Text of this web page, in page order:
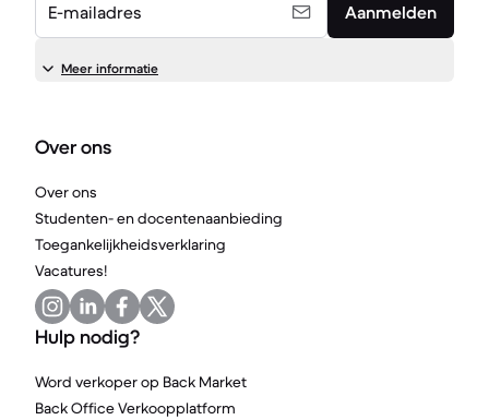
E-mailadres Aanmelden
Meer informatie
Over ons
Over ons
Studenten- en docentenaanbieding
Toegankelijkheidsverklaring
Vacatures!
Hulp nodig?
Word verkoper op Back Market
Back Office Verkoopplatform